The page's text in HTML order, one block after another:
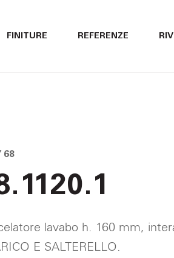
FINITURE REFERENZE
68
lavabo h. 160 mm,
E SALTERELLO.